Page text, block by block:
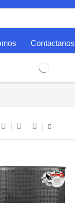
Contactanos